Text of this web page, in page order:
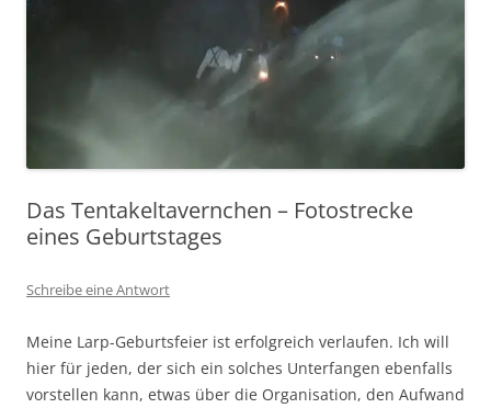
Das Tentakeltavernchen – Fotostrecke
eines Geburtstages
Schreibe eine Antwort
Meine Larp-Geburtsfeier ist erfolgreich verlaufen. Ich will
hier für jeden, der sich ein solches Unterfangen ebenfalls
vorstellen kann, etwas über die Organisation, den Aufwand